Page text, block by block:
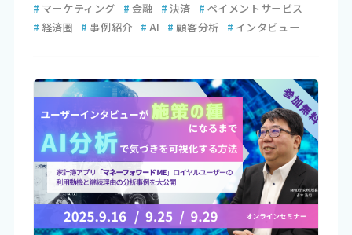
# マーケティング # 金融 # 決済 # ペイメントサービス
# 経済圏 # 事例紹介 # AI # 顧客分析 # インタビュー